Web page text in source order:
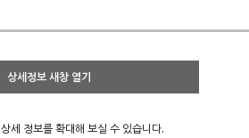
상세정보 새창 열기
상세 정보를 확대해 보실 수 있습니다.